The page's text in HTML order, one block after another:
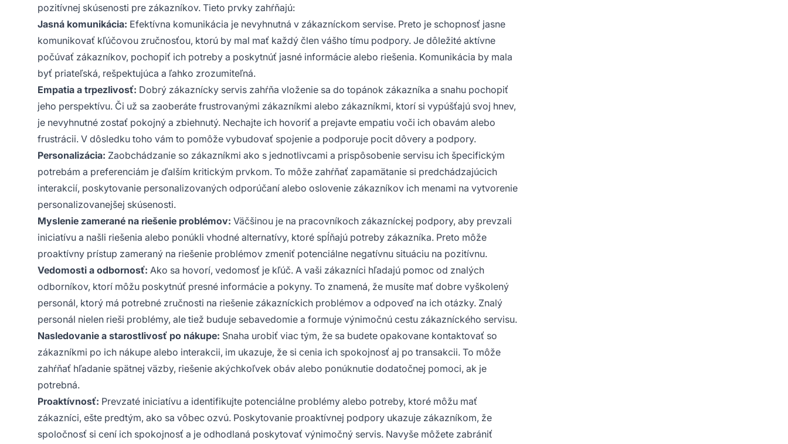
pozitívnej skúsenosti pre zákazníkov. Tieto prvky zahŕňajú:
Jasná komunikácia: Efektívna komunikácia je nevyhnutná v zákazníckom servise. Preto je schopnosť jasne
komunikovať kľúčovou zručnosťou, ktorú by mal mať každý člen vášho tímu podpory. Je dôležité aktívne
počúvať zákazníkov, pochopiť ich potreby a poskytnúť jasné informácie alebo riešenia. Komunikácia by mala
byť priateľská, rešpektujúca a ľahko zrozumiteľná.
Empatia a trpezlivosť: Dobrý zákaznícky servis zahŕňa vloženie sa do topánok zákazníka a snahu pochopiť
jeho perspektívu. Či už sa zaoberáte frustrovanými zákazníkmi alebo zákazníkmi, ktorí si vypúšťajú svoj hnev,
je nevyhnutné zostať pokojný a zbiehnutý. Nechajte ich hovoriť a prejavte empatiu voči ich obavám alebo
frustrácii. V dôsledku toho vám to pomôže vybudovať spojenie a podporuje pocit dôvery a podpory.
Personalizácia: Zaobchádzanie so zákazníkmi ako s jednotlivcami a prispôsobenie servisu ich špecifickým
potrebám a preferenciám je ďalším kritickým prvkom. To môže zahŕňať zapamätanie si predchádzajúcich
interakcií, poskytovanie personalizovaných odporúčaní alebo oslovenie zákazníkov ich menami na vytvorenie
personalizovanejšej skúsenosti.
Myslenie zamerané na riešenie problémov: Väčšinou je na pracovníkoch zákazníckej podpory, aby prevzali
iniciatívu a našli riešenia alebo ponúkli vhodné alternatívy, ktoré spĺňajú potreby zákazníka. Preto môže
proaktívny prístup zameraný na riešenie problémov zmeniť potenciálne negatívnu situáciu na pozitívnu.
Vedomosti a odbornosť: Ako sa hovorí, vedomosť je kľúč. A vaši zákazníci hľadajú pomoc od znalých
odborníkov, ktorí môžu poskytnúť presné informácie a pokyny. To znamená, že musíte mať dobre vyškolený
personál, ktorý má potrebné zručnosti na riešenie zákazníckich problémov a odpoveď na ich otázky. Znalý
personál nielen rieši problémy, ale tiež buduje sebavedomie a formuje výnimočnú cestu zákazníckého servisu.
Nasledovanie a starostlivosť po nákupe: Snaha urobiť viac tým, že sa budete opakovane kontaktovať so
zákazníkmi po ich nákupe alebo interakcii, im ukazuje, že si cenia ich spokojnosť aj po transakcii. To môže
zahŕňať hľadanie spätnej väzby, riešenie akýchkoľvek obáv alebo ponúknutie dodatočnej pomoci, ak je
potrebná.
Proaktívnosť: Prevzaté iniciatívu a identifikujte potenciálne problémy alebo potreby, ktoré môžu mať
zákazníci, ešte predtým, ako sa vôbec ozvú. Poskytovanie proaktívnej podpory ukazuje zákazníkom, že
spoločnosť si cení ich spokojnosť a je odhodlaná poskytovať výnimočný servis. Navyše môžete zabrániť